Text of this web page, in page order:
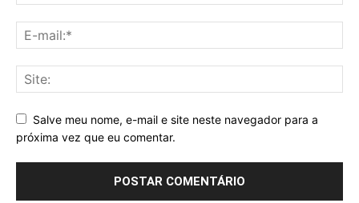
Salve meu nome, e-mail e site neste navegador para a
próxima vez que eu comentar.